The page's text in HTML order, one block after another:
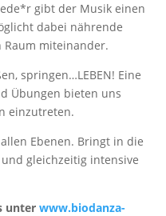
gibt der Musik einen
dabei nährende
Raum miteinander.
springen…LEBEN! Eine
Übungen bieten uns
einzutreten.
Ebenen. Bringt in die
gleichzeitig intensive
unter www.biodanza-